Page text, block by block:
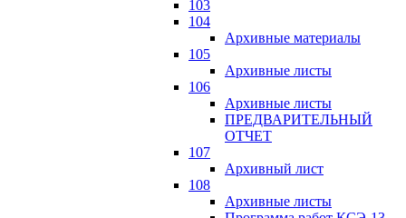
103
104
Архивные материалы
105
Архивные листы
106
Архивные листы
ПРЕДВАРИТЕЛЬНЫЙ
ОТЧЕТ
107
Архивный лист
108
Архивные листы